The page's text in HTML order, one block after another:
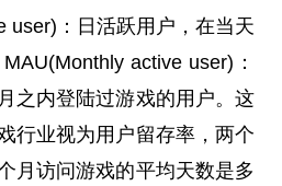
user)：日活跃用户，在当天
active user)：
之内登陆过游戏的用户。这
行业视为用户留存率，两个
月访问游戏的平均天数是多